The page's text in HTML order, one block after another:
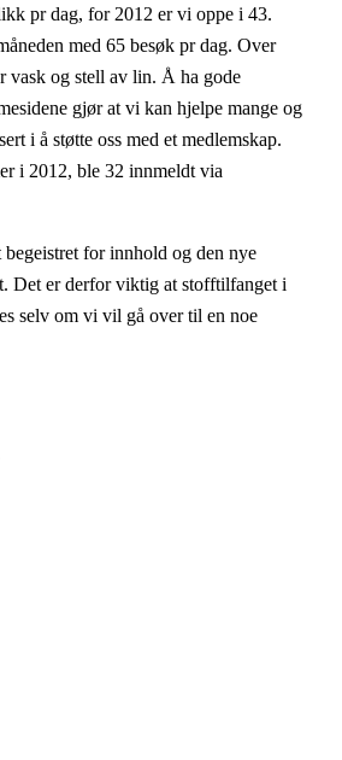
pr dag, for 2012 er vi oppe i 43.
med 65 besøk pr dag. Over
vask og stell av lin. Å ha gode
gjør at vi kan hjelpe mange og
i å støtte oss med et medlemskap.
i 2012, ble 32 innmeldt via
for innhold og den nye
Det er derfor viktig at stofftilfanget i
selv om vi vil gå over til en noe